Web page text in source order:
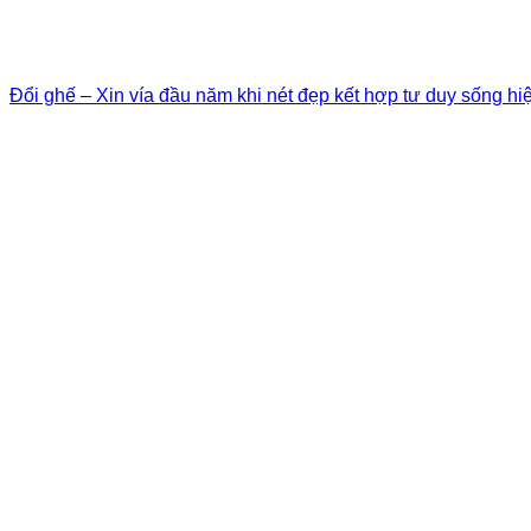
Đổi ghế – Xin vía đầu năm khi nét đẹp kết hợp tư duy sống